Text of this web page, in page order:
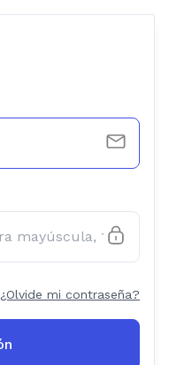
¿Olvide mi contraseña?